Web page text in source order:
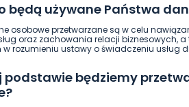
będą używane Państwa
osobowe przetwarzane są w celu
oraz zachowania relacji biznesowych,
rozumieniu ustawy o świadczeniu usług
podstawie będziemy